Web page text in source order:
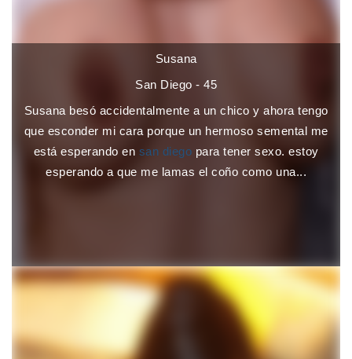
Susana
San Diego - 45
Susana besó accidentalmente a un chico y ahora tengo
que esconder mi cara porque un hermoso semental me
está esperando en san diego para tener sexo. estoy
esperando a que me lamas el coño como una...